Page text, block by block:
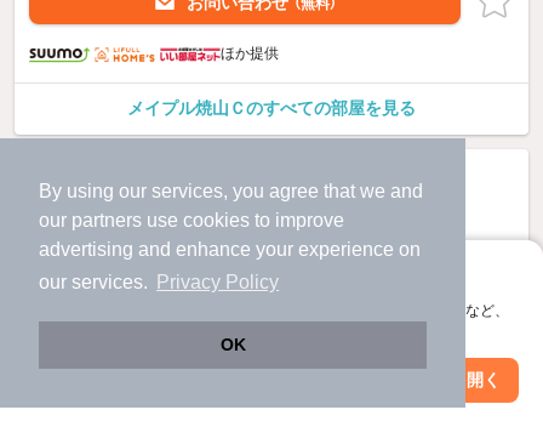
By using our services, you agree that we and
our partners use cookies to improve
advertising and enhance your experience on
our services.
Privacy Policy
OK
アプリに切り替えて、サクサクお部屋探し
会員登録なしですぐ使える。マップ検索やお気に入り保存など、
アプリを開く
（無料）
ほか提供
メイプル焼山Ｃのすべての部屋を見る
絞り込み条件を変更